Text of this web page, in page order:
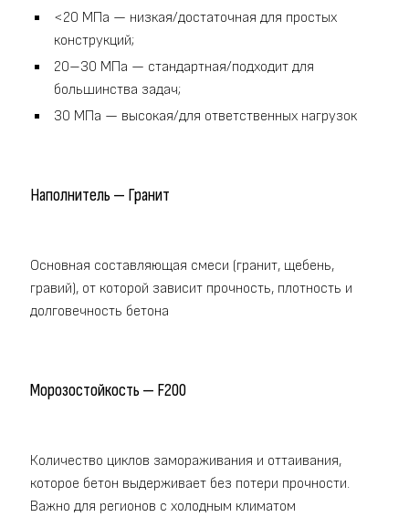
<20 МПа — низкая/достаточная для простых
конструкций;
20–30 МПа — стандартная/подходит для
большинства задач;
30 МПа — высокая/для ответственных нагрузок
Наполнитель — Гранит
Основная составляющая смеси (гранит, щебень,
гравий), от которой зависит прочность, плотность и
долговечность бетона
Морозостойкость — F200
Количество циклов замораживания и оттаивания,
которое бетон выдерживает без потери прочности.
Важно для регионов с холодным климатом